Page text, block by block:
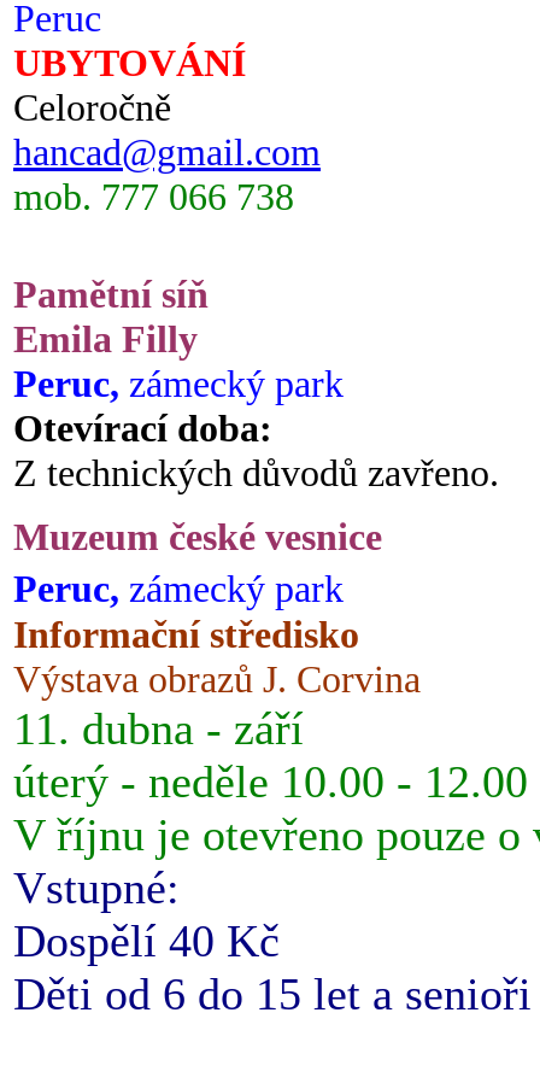
Peruc
UBYTOVÁNÍ
Celoročně
hancad@gmail.com
mob. 777 066 738
Pamětní síň
Emila Filly
Peruc, zámecký park
Otevírací doba:
Z technických důvodů zavřeno.
Muzeum české vesnice
Peruc, zámecký park
Informační středisko
Výstava obrazů J. Corvina
11. dubna - září
úterý - neděle 10.00 -
V říjnu je otevřeno pouze o
Vstupné:
Dospělí 40 Kč
Děti od 6 do 15 let a